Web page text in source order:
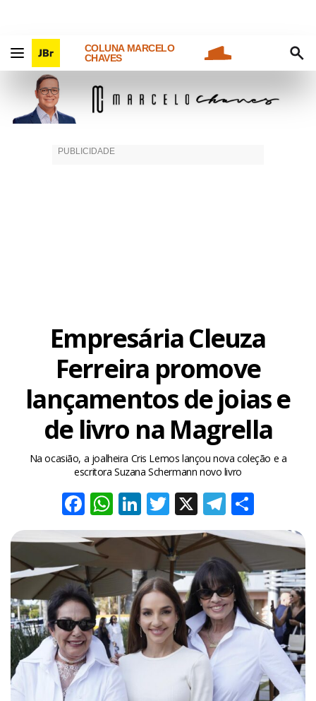
COLUNA MARCELO
CHAVES
Empresária Cleuza
Ferreira promove
lançamentos de joias e
de livro na Magrella
Na ocasião, a joalheira Cris Lemos lançou nova coleção e a
escritora Suzana Schermann novo livro
Facebook
WhatsApp
LinkedIn
Twitter
X